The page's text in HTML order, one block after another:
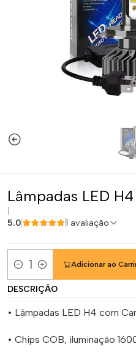
Lâmpadas LED
5.0 1 avaliação
Quantidade
Adicionar ao
DESCRIÇÃO
• Lâmpadas LED H4 com
• Chips COB, iluminação